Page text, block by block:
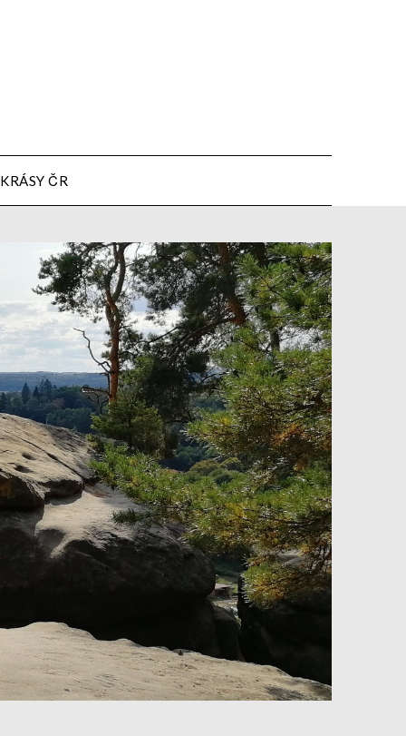
KRÁSY ČR